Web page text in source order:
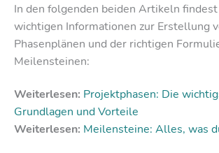
In den folgenden beiden Artikeln
wichtigen Informationen zur Erstellung
Phasenplänen und der richtigen
Meilensteinen:
Weiterlesen: Projektphasen: Die
Grundlagen und Vorteile
Weiterlesen: Meilensteine: Alles, was